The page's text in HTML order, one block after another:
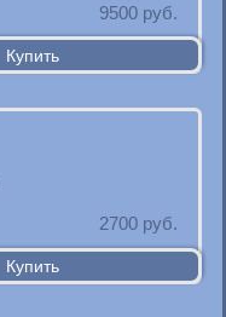
9500 руб.
2700 руб.